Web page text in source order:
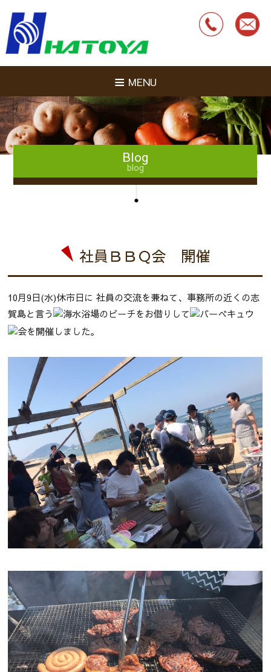
MENU
Blog
blog
社員ＢＢＱ会 開催
10月9日(水)休市日に 社員の交流を兼ねて、事務所の近くの志
賀島と言う 海水浴場のビーチをお借りして バーべキュウ
会を開催しました。